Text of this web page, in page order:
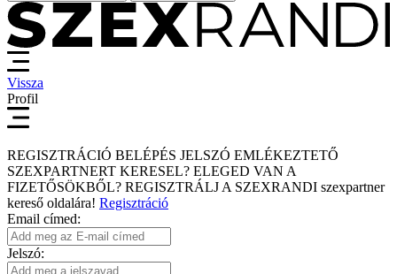
Vissza
Profil
REGISZTRÁCIÓ BELÉPÉS JELSZÓ EMLÉKEZTETŐ
SZEXPARTNERT KERESEL? ELEGED VAN A
FIZETŐSÖKBŐL? REGISZTRÁLJ A SZEXRANDI szexpartner
kereső oldalára! Regisztráció
Email címed:
Jelszó: